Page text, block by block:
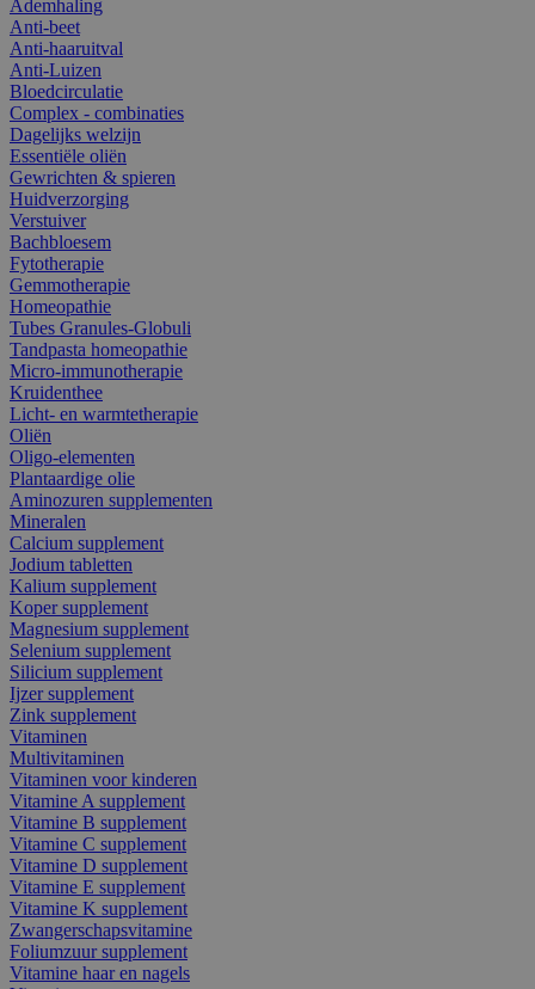
Ademhaling
Anti-beet
Anti-haaruitval
Anti-Luizen
Bloedcirculatie
Complex - combinaties
Dagelijks welzijn
Essentiële oliën
Gewrichten & spieren
Huidverzorging
Verstuiver
Bachbloesem
Fytotherapie
Gemmotherapie
Homeopathie
Tubes Granules-Globuli
Tandpasta homeopathie
Micro-immunotherapie
Kruidenthee
Licht- en warmtetherapie
Oliën
Oligo-elementen
Plantaardige olie
Aminozuren supplementen
Mineralen
Calcium supplement
Jodium tabletten
Kalium supplement
Koper supplement
Magnesium supplement
Selenium supplement
Silicium supplement
Ijzer supplement
Zink supplement
Vitaminen
Multivitaminen
Vitaminen voor kinderen
Vitamine A supplement
Vitamine B supplement
Vitamine C supplement
Vitamine D supplement
Vitamine E supplement
Vitamine K supplement
Zwangerschapsvitamine
Foliumzuur supplement
Vitamine haar en nagels